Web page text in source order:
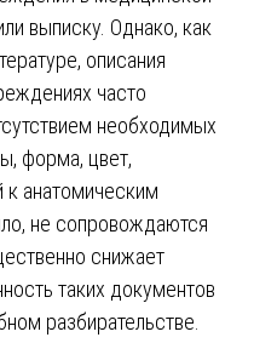
выписку. Однако, как
описания
часто
необходимых
форма, цвет,
к анатомическим
не сопровождаются
снижает
таких документов
разбирательстве.